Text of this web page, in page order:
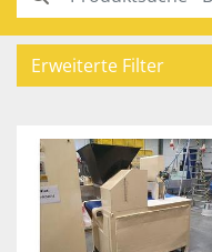
Erweiterte Filter
Hersteller